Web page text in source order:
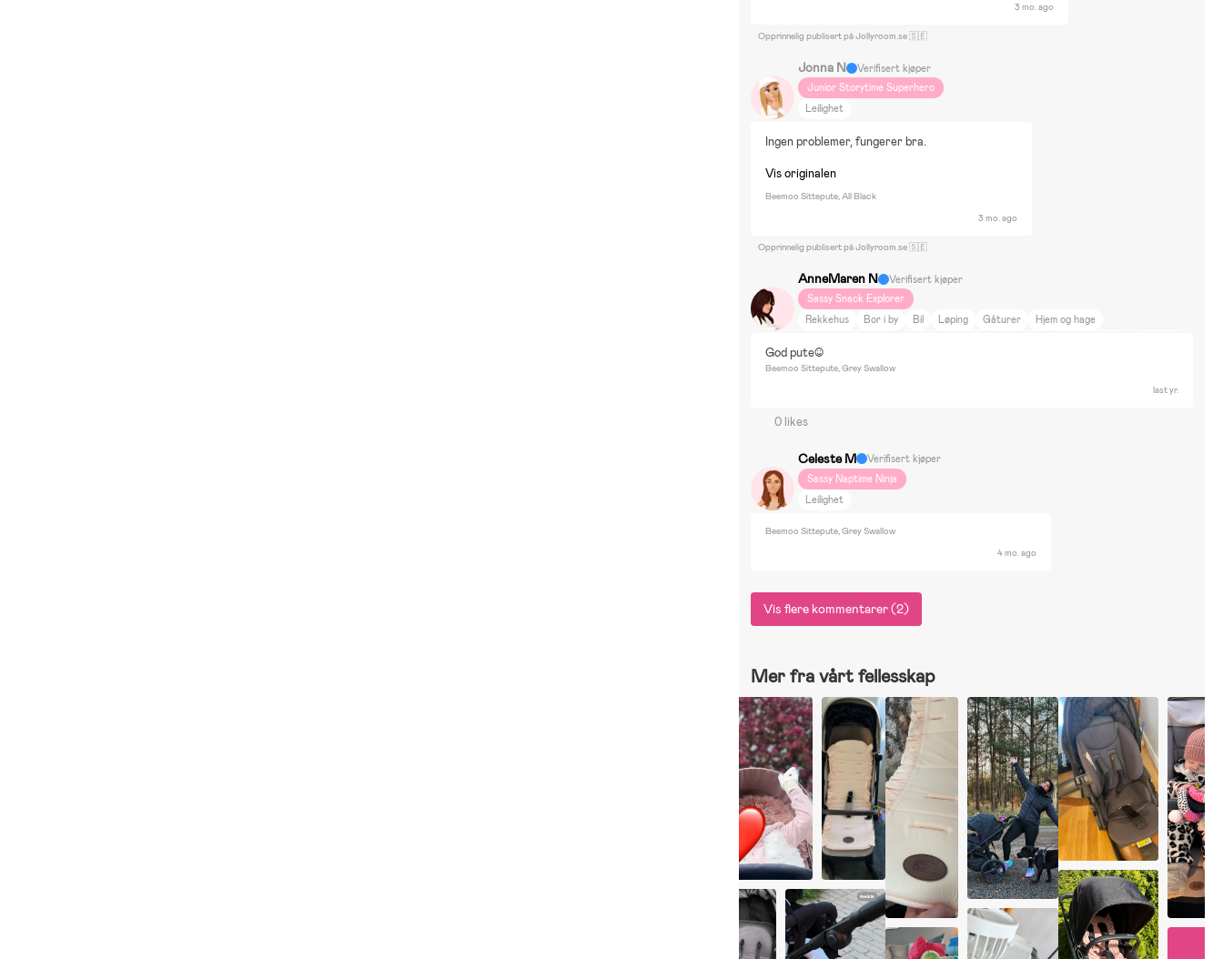
3 mo. ago
Opprinnelig publisert på Jollyroom.se 🇸🇪
Jonna N
Verifisert kjøper
Junior Storytime Superhero
Leilighet
Ingen problemer, fungerer bra.
Vis originalen
Beemoo Sittepute, All Black
3 mo. ago
Opprinnelig publisert på Jollyroom.se 🇸🇪
AnneMaren N
Verifisert kjøper
Sassy Snack Explorer
Rekkehus
Bor i by Bil Løping Gåturer
Hjem og hage
God pute:)
Beemoo Sittepute, Grey Swallow
last yr.
0 likes
Celeste M
Verifisert kjøper
Sassy Naptime Ninja
Leilighet
Beemoo Sittepute, Grey Swallow
4 mo. ago
Vis flere kommentarer (2)
Mer fra vårt fellesskap